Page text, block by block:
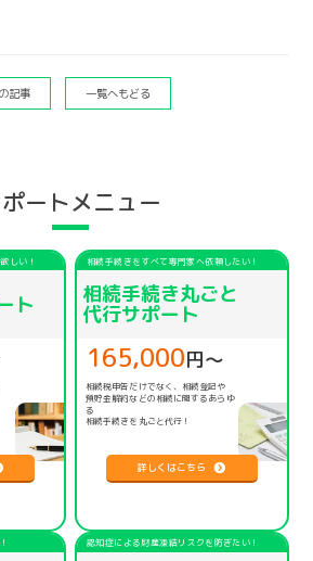
記事 一覧へもどる
ートメニュー
しい！
ト
相続手続きをすべて専門家へ依頼したい！
相続手続き丸ごと
代行サポート
165,000円〜
相続税申告だけでなく、相続登記や
預貯金解約などの相続に関するあらゆ
る
相続手続きを丸ごと代行！
詳しくはこちら
認知症による財産凍結リスクを防ぎたい！